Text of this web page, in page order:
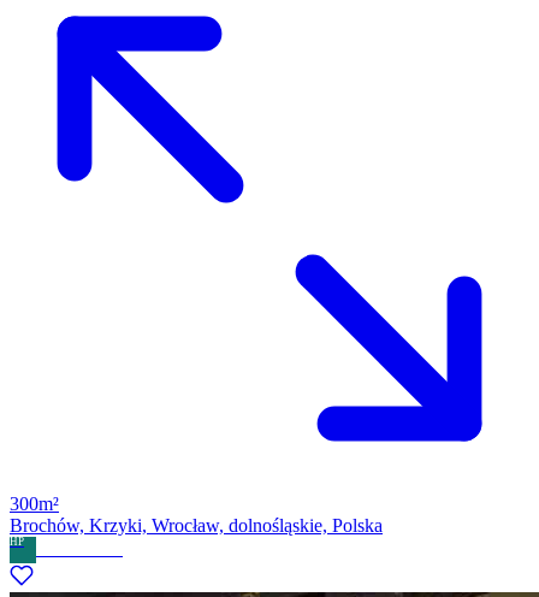
300m²
Brochów, Krzyki, Wrocław, dolnośląskie, Polska
HP